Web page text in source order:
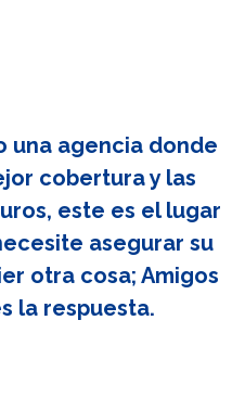
una agencia donde
cobertura y las
este es el lugar
asegurar su
otra cosa; Amigos
la respuesta.